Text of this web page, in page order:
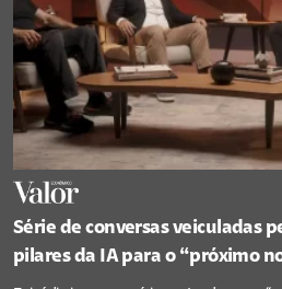
Série de conversas veiculadas
pilares da IA para o “próximo